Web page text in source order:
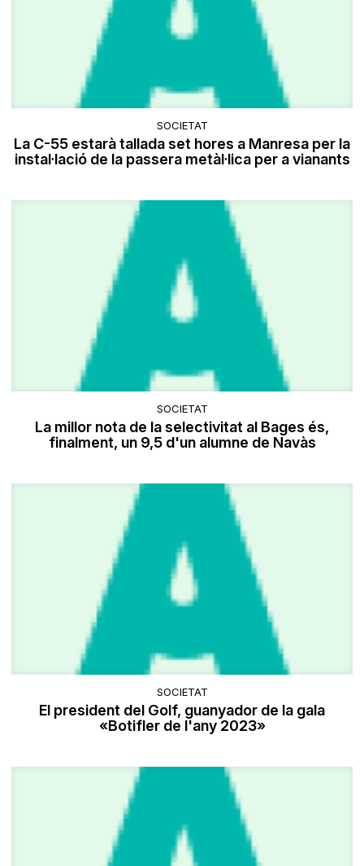
SOCIETAT
La C-55 estarà tallada set hores a Manresa per la
instal·lació de la passera metàl·lica per a vianants
SOCIETAT
La millor nota de la selectivitat al Bages és,
finalment, un 9,5 d'un alumne de Navàs
SOCIETAT
El president del Golf, guanyador de la gala
«Botifler de l'any 2023»